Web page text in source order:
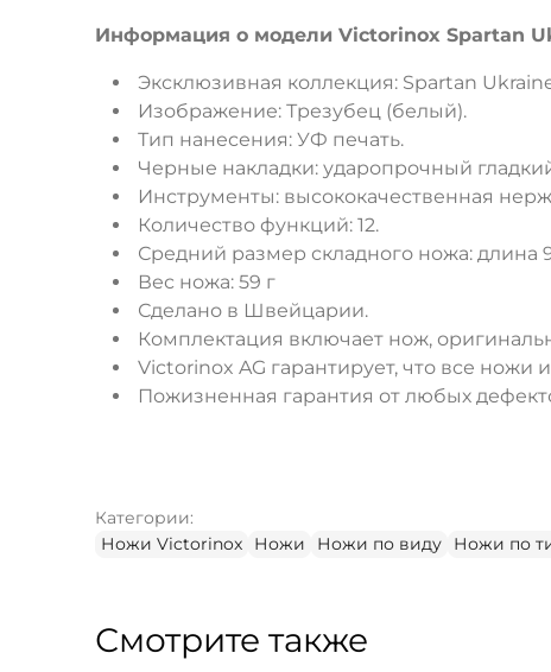
Информация о модели Victorinox Spartan
Эксклюзивная коллекция: Spartan
Изображение: Трезубец (белый).
Тип нанесения: УФ печать.
Черные накладки: ударопрочный
Инструменты: высококачественная
Количество функций: 12.
Средний размер складного ножа:
Вес ножа: 59 г
Сделано в Швейцарии.
Комплектация включает нож,
Victorinox AG гарантирует, что все
Пожизненная гарантия от любых
Категории:
Ножи Victorinox
Ножи Ножи по виду Ножи по
Смотрите также